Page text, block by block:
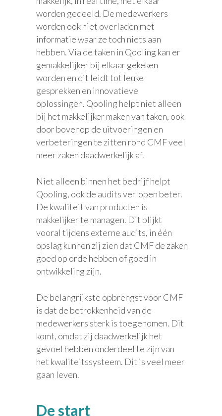
worden gedeeld. De medewerkers
worden ook niet overladen met
informatie waar ze toch niets aan
hebben. Via de taken in Qooling kan er
gemakkelijker bij elkaar gekeken
worden en dit leidt tot leuke
gesprekken en innovatieve
oplossingen. Qooling helpt niet alleen
bij het makkelijker maken van taken, ook
door bovenop de uitvoeringen en
verbeteringen te zitten rond CMF veel
meer zaken daadwerkelijk af.
Niet alleen binnen het bedrijf helpt
Qooling, ook de audits verlopen beter.
De kwaliteit van producten is
makkelijker te managen. Dit blijkt
vooral tijdens externe audits, in één
opslag kunnen zij zien dat CMF de zaken
goed op orde hebben of goed in
ontwikkeling zijn.
De belangrijkste opbrengst voor CMF
is dat de betrokkenheid van de
medewerkers sterk is toegenomen. Dit
komt, omdat zij daadwerkelijk het
gevoel hebben onderdeel te zijn van
het kwaliteitssysteem. Dit is veel meer
gaan leven.
De start